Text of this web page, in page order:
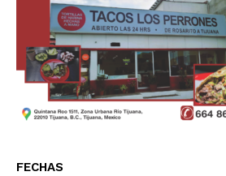
FECHAS